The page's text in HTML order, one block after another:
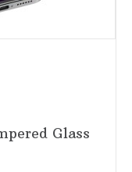
Glass